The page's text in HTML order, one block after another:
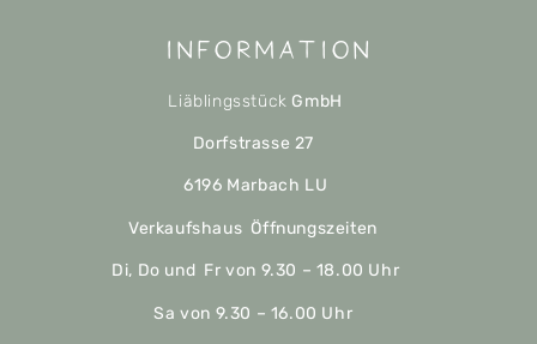
Information
Liäblingsstück GmbH
Dorfstrasse 27
6196 Marbach LU
Verkaufshaus Öffnungszeiten
Di, Do und Fr von 9.30 – 18.00 Uhr
Sa von 9.30 – 16.00 Uhr